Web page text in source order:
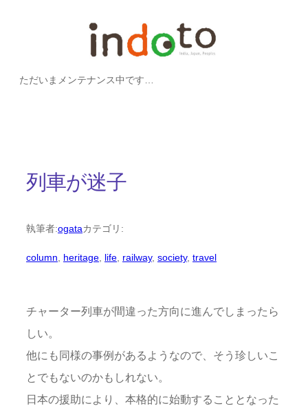
ただいまメンテナンス中です…
列車が迷子
執筆者:ogataカテゴリ:
column heritage life railway, society, travel
チャーター列車が間違った方向に進んでしまったら
しい。
他にも同様の事例があるようなので、そう珍しいこ
とでもないのかもしれない。
日本の援助により、本格的に始動することとなった